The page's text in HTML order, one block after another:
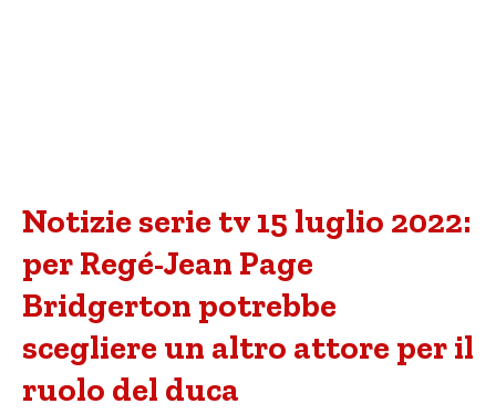
Notizie serie tv 15 luglio 2022:
per Regé-Jean Page
Bridgerton potrebbe
scegliere un altro attore per il
ruolo del duca